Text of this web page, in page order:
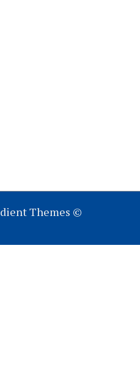
Themes ©